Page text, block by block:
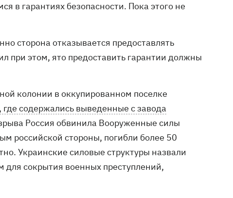
в гарантиях безопасности. Пока этого не
сторона отказывается предоставлять
при этом, ято предоставить гарантии должны
колонии в оккупированном поселке
содержались выведенные с завода
Россия обвинила Вооруженные силы
российской стороны, погибли более 50
Украинские силовые структуры назвали
для сокрытия военных преступлений,